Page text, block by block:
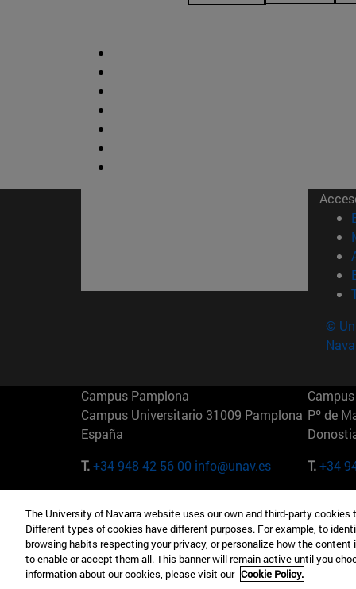
©
Campus Pamplona
Campus Universitario 31009 Pamplona
España
T.+34 948 42 56 00 info@unav.es
Pº de
T.+34
Camino del Cerro Águila 3 28023
Madrid España
T.+34 912 11 30 00
165 W
EE.UU
T.+1
The University of Navarra website uses our own and third-party
Different types of cookies have different purposes. For example, to
browsing habits respecting your privacy, or personalize how the
to enable or accept them all. This banner will remain active until you
information about our cookies, please visit our Cookie Policy.